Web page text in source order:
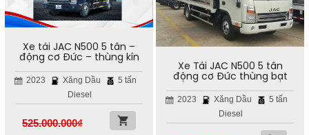
Xe tải JAC N500 5 tấn –
động cơ Đức – thùng kín
2023
Xăng Dầu
Diesel
5 tấn
525.000.000₫
Xe Tải JAC N500 5 tấn
động cơ Đức thùng bạt
2023
Xăng Dầu
Diesel
5 tấn